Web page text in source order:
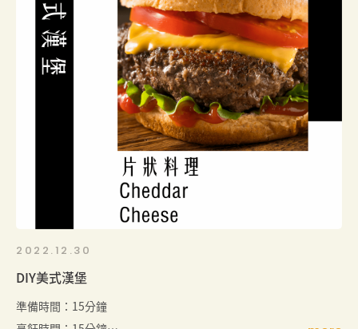
合蔬菜，讓你在一口中品嚐到來自不同地方的美味滋
味！煮熟通心麵，混合上濃郁的起司醬和營養豐富的
綜合蔬菜，讓你一邊享受美味，一邊為身體注入健康
元素。這道起司通心麵不僅易於製作，而且絕對是大
人和孩子們都會喜歡的美食！
2022.12.30
DIY美式漢堡
準備時間：15分鐘